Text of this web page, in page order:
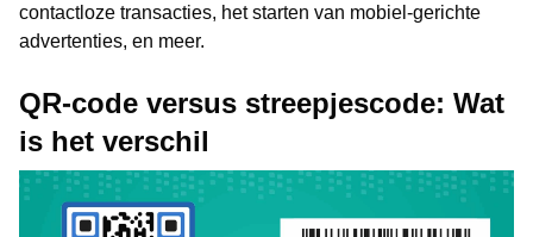
contactloze transacties, het starten van mobiel-gerichte
advertenties, en meer.
QR-code versus streepjescode: Wat
is het verschil